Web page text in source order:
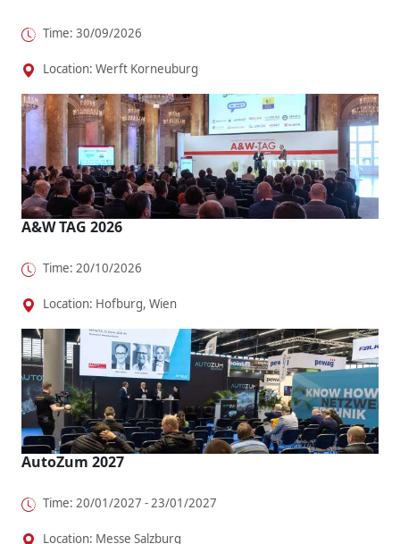
Time: 30/09/2026
Location: Werft Korneuburg
A&W TAG 2026
Time: 20/10/2026
Location: Hofburg, Wien
AutoZum 2027
Time: 20/01/2027 - 23/01/2027
Location: Messe Salzburg